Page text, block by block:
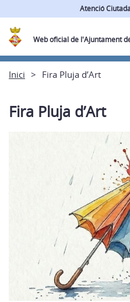
Atenció
Web oficial de l'Ajuntament
Inici Fira Pluja d’Art
Fira Pluja d’Art